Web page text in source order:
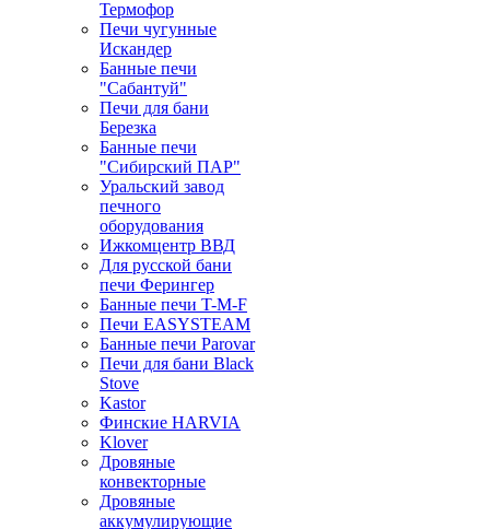
Термофор
Печи чугунные
Искандер
Банные печи
"Сабантуй"
Печи для бани
Березка
Банные печи
"Сибирский ПАР"
Уральский завод
печного
оборудования
Ижкомцентр ВВД
Для русской бани
печи Ферингер
Банные печи T-M-F
Печи EASYSTEAM
Банные печи Parovar
Печи для бани Black
Stove
Kastor
Финские HARVIA
Klover
Дровяные
конвекторные
Дровяные
аккумулирующие